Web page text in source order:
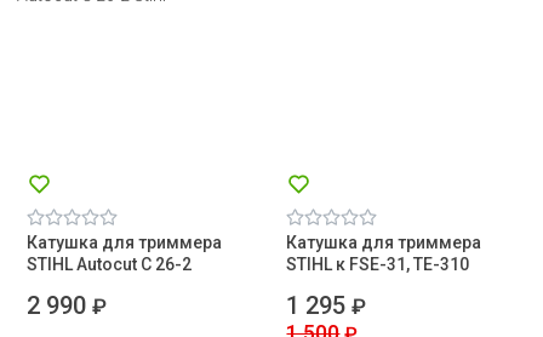
Катушка для триммера
STIHL Autocut C 26-2
2 990 ₽
Катушка для триммера
STIHL к FSE-31, ТЕ-310
1 295₽